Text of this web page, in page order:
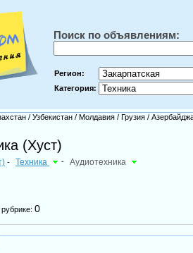
Поиск по объявлениям:
Регион:
Категория:
/ Узбекистан / Молдавия / Грузия /
(Хуст)
- Техника - Аудиотехника
0